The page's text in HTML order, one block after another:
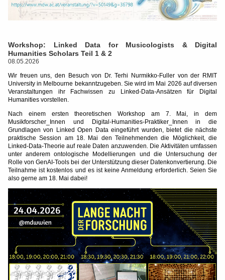
Workshop: Linked Data for Musicologists & Digital
Humanities Scholars Teil 1 & 2
08.05.2026
Wir freuen uns, den Besuch von Dr. Terhi Nurmikko-Fuller von der RMIT
University in Melbourne bekanntzugeben. Sie wird im Mai 2026 auf diversen
Veranstaltungen ihr Fachwissen zu Linked-Data-Ansätzen für Digital
Humanities vorstellen.
Nach einem ersten theoretischen Workshop am 7. Mai, in dem
Musikforscher_Innen und Digital-Humanities-Praktiker_Innen in die
Grundlagen von Linked Open Data eingeführt wurden, bietet die nächste
praktische Session am 18. Mai den Teilnehmenden die Möglichkeit, die
Linked-Data-Theorie auf reale Daten anzuwenden. Die Aktivitäten umfassen
unter anderem ontologische Modellierungen und die Untersuchung der
Rolle von GenAI-Tools bei der Unterstützung dieser Datenkonvertierung. Die
Teilnahme ist kostenlos und es ist keine Anmeldung erforderlich. Seien Sie
also gerne am 18. Mai dabei!